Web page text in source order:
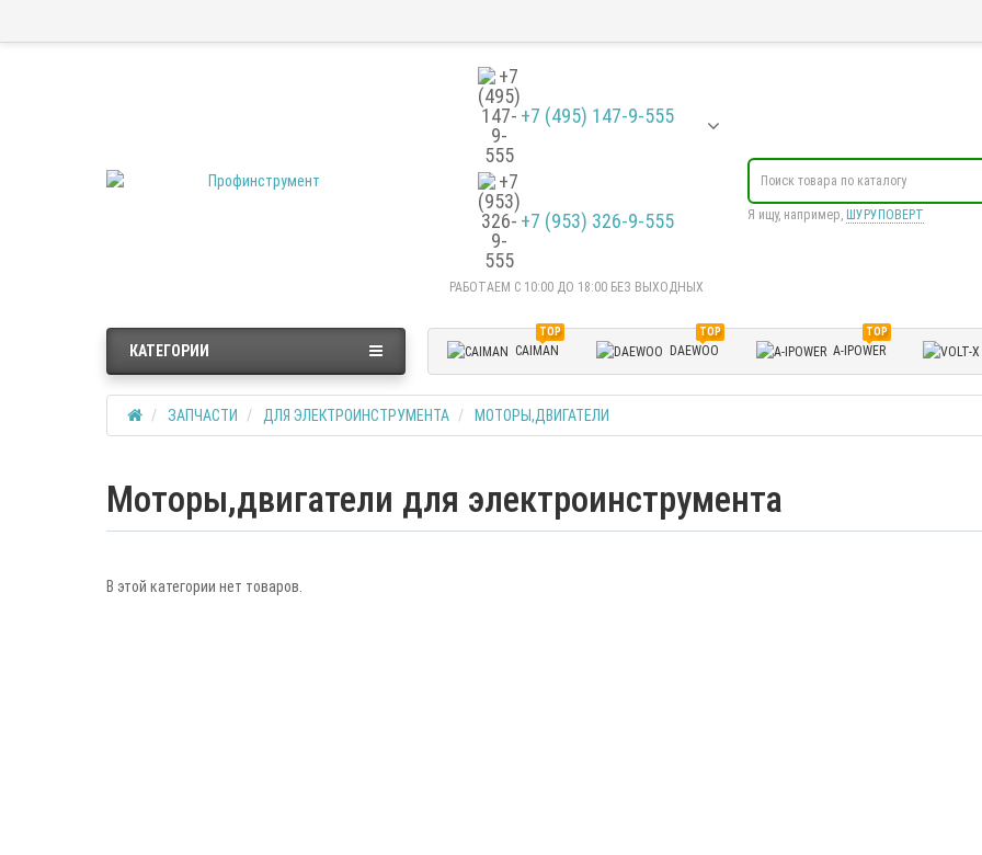
+7 (495) 147-9-555
+7 (953) 326-9-555
РАБОТАЕМ С 10:00 ДО 18:00 БЕЗ ВЫХОДНЫХ
Я ищу, например, ШУРУПОВЕРТ
TOP
CAIMAN
TOP
DAEWOO
TOP
A-IPOWER
КАТЕГОРИИ
ЗАПЧАСТИ ДЛЯ ЭЛЕКТРОИНСТРУМЕНТА МОТОРЫ,ДВИГАТЕЛИ
Моторы,двигатели для электроинструмента
В этой категории нет товаров.